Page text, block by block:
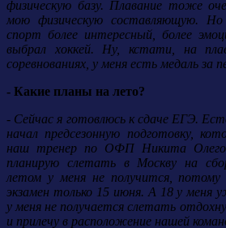
физическую базу. Плавание тоже
мою физическую составляющую. Но
спорт более интересный, более
выбрал хоккей. Ну, кстати, на
соревнованиях, у меня есть медаль за
- Какие планы на лето?
- Сейчас я готовлюсь к сдаче ЕГЭ.
начал предсезонную подготовку,
наш тренер по ОФП Никита
планирую слетать в Москву на
летом у меня не получится,
экзамен только 15 июня. А 18 у
у меня не получается слетать
и прилечу в расположение нашей